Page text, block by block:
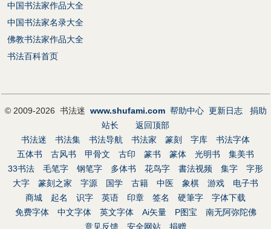
中国书法家作品大全
中国书法家名录大全
佛教书法家作品大全
书法百科首页
© 2009-2026 书法迷 www.shufami.com 帮助中心 更新日志
捐助
站长
返回顶部
书法迷
书法集 书法导航 书法家 篆刻 字库
书法字体
五体书
古风书 甲骨文 古印 篆书 篆体 光明书
集美书
33书法
毛笔字 钢笔字 多体书 花鸟字 書法视频 集字
字形
大字
篆刻之家 字源 国学 古籍 中医 象棋 游戏
电子书
商城
起名 识字 英语 印章 签名 硬筆字
字体下载
免费字体
中文字体 英文字体 Ai矢量 P图宝
南无阿弥陀佛
意见反馈
安全网站 捐赠